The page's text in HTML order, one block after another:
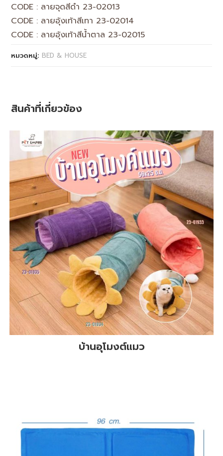
CODE : ลายจุดสีดำ 23-02013
CODE : ลายอุ้งเท้าสีเทา 23-02014
CODE : ลายอุ้งเท้าสีน้ำตาล 23-02015
หมวดหมู่: BED & HOUSE
สินค้าที่เกี่ยวข้อง
บ้านอุโมงต์แมว